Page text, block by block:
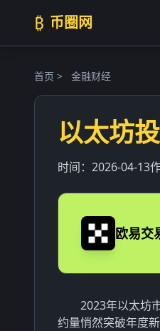
₿ 币圈网
首页 > 金融财经
以太坊
时间： 2026-04-13
欧易交
2023年以太坊
约量悄然突破年度